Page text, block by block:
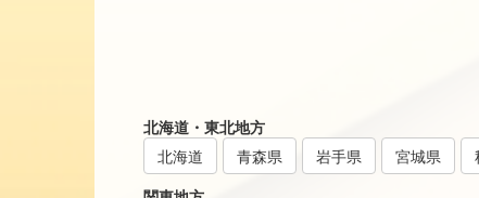
北海道・東北地方
北海道
青森県 岩手県 宮城県